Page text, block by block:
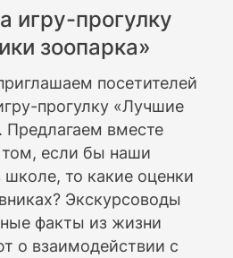
игру-прогулку
зоопарка»
посетителей
прогулку «Лучшие
Предлагаем вместе
том, если бы наши
то какие оценки
Экскурсоводы
факты из жизни
о взаимодействии с